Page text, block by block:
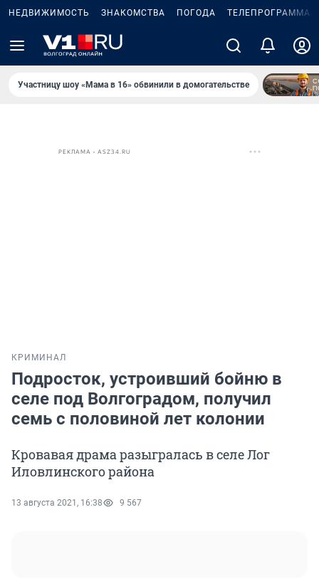
НЕДВИЖИМОСТЬ ЗНАКОМСТВА ПОГОДА ТЕЛЕПРОГРАММА
Участницу шоу «Мама в 16» обвинили в домогательстве
РЕКЛАМА • ASZ34.RU
КРИМИНАЛ
Подросток, устроивший бойню в
селе под Волгоградом, получил
семь с половиной лет колонии
Кровавая драма разыгралась в селе Лог
Иловлинского района
13 августа 2021, 16:38 9 567